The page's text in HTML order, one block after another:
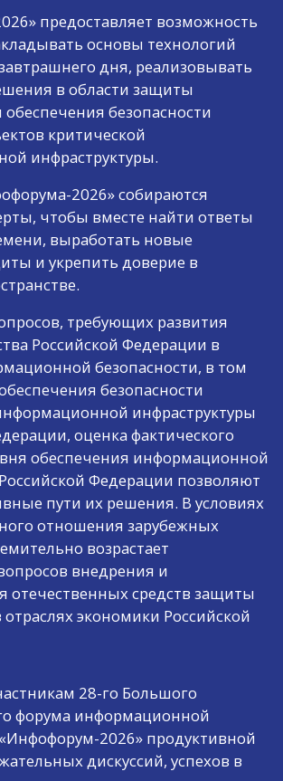
предоставляет возможность
основы технологий
дня, реализовывать
в области защиты
безопасности
критической
инфраструктуры.
2026» собираются
чтобы вместе найти ответы
выработать новые
и укрепить доверие в
требующих развития
Российской Федерации в
безопасности, в том
безопасности
инфраструктуры
оценка фактического
обеспечения информационной
Федерации позволяют
пути их решения. В условиях
отношения зарубежных
возрастает
внедрения и
отечественных средств защиты
экономики Российской
28-го Большого
форума информационной
2026» продуктивной
дискуссий, успехов в